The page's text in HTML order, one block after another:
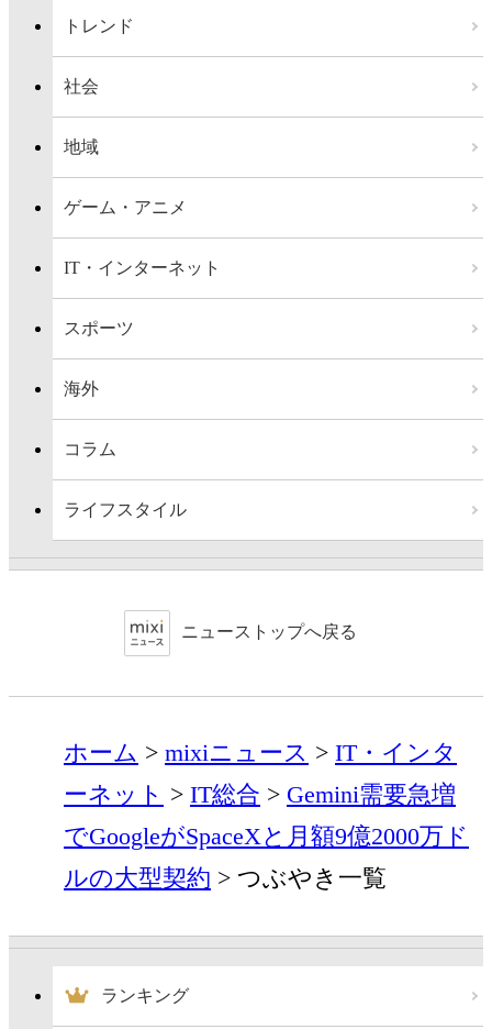
トレンド
社会
地域
ゲーム・アニメ
IT・インターネット
スポーツ
海外
コラム
ライフスタイル
ニューストップへ戻る
ホーム mixiニュース
IT・インタ
ーネット
IT総合
Gemini需要急増
でGoogleがSpaceXと月額9億2000万ド
ルの大型契約
つぶやき一覧
ランキング